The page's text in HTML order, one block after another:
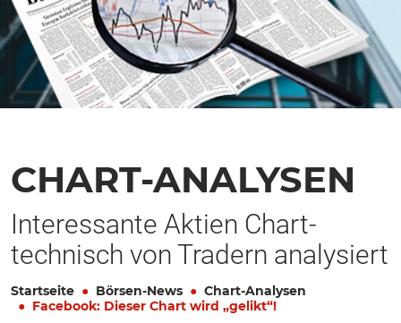
CHART-ANALYSEN
Interessante Aktien Chart-
technisch von Tradern analysiert
Startseite Börsen-News
Chart-Analysen
Facebook: Dieser Chart wird „gelikt“!